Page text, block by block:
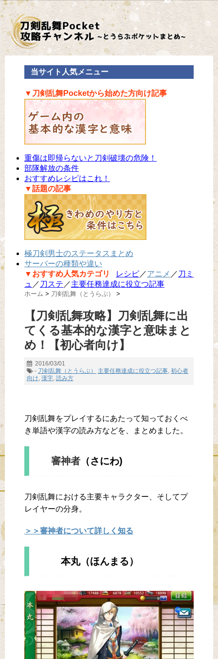
当サイト人気メニュー
▼刀剣乱舞Pocketから始めた方向け記事
重傷は即帰らないと刀剣破壊の危険！
部隊解放の条件
おすすめレシピはこれ！
▼話題の記事
極刀剣男士のステータスまとめ
サーバーの種類や違い
▼おすすめ人気カテゴリ
レシピ／アニメ ／ 刀ミ
ュ ／ 刀ステ ／主要任務達成に役立つ記事
ホーム > 刀剣乱舞（とうらぶ） >
【刀剣乱舞攻略】刀剣乱舞に出
てくる基本的な漢字と意味まと
め！【初心者向け】
2016/03/01
- 刀剣乱舞（とうらぶ） 主要任務達成に役立つ記事, 初心者
向け, 漢字, 読み方
刀剣乱舞をプレイするにあたって知っておくべ
き単語や漢字の読み方などを、まとめました。
審神者 （さにわ)
刀剣乱舞における主要キャラクター、そしてプ
レイヤーの分身。
＞＞審神者について詳しく知る
本丸（ほんまる）